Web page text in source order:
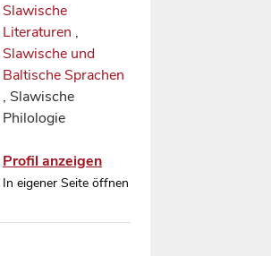
Slawische
Literaturen ,
Slawische und
Baltische Sprachen
, Slawische
Philologie
Profil anzeigen
In eigener Seite öffnen